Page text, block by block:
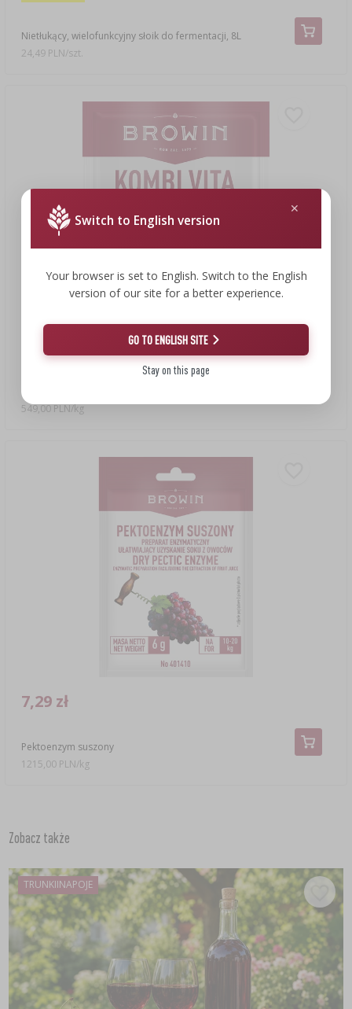
Nietłukący, wielofunkcyjny słoik do fermentacji, 8L
24,49 PLN/szt.
Pożywka do wina Kombi Vita - 10g
549,00 PLN/kg
Pektoenzym suszony
7,29 zł
1215,00 PLN/kg
Zobacz także
TRUNKIINAPOJE
Switch to English version
Your browser is set to English. Switch to the English
version of our site for a better experience.
GO TO ENGLISH SITE
Stay on this page